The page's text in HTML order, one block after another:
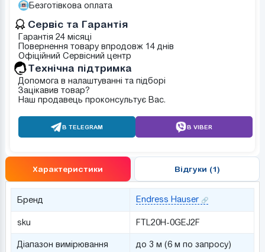
Безготівкова оплата
Сервіс та Гарантія
Гарантія 24 місяці
Повернення товару впродовж 14 днів
Офіційний Сервісний центр
Tехнічна підтримка
Допомога в налаштуванні та підборі
Зацікавив товар?
Наш продавець проконсультує Вас.
В TELEGRAM В VIBER
Характеристики Відгуки (1)
Бренд Endress Hauser
sku FTL20H-0GEJ2F
Діапазон вимірювання до 3 м (6 м по запросу)